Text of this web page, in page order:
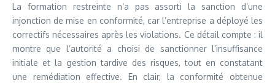
La formation restreinte n’a pas assorti la sanction d’une
injonction de mise en conformité, car l’entreprise a déployé les
correctifs nécessaires après les violations. Ce détail compte : il
montre que l’autorité a choisi de sanctionner l’insuffisance
initiale et la gestion tardive des risques, tout en constatant
une remédiation effective. En clair, la conformité obtenue